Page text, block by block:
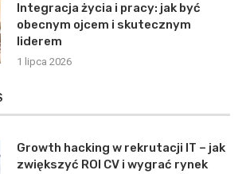
Integracja życia i pracy: jak być
obecnym ojcem i skutecznym
liderem
1 lipca 2026
Growth hacking w rekrutacji IT – jak
zwiększyć ROI CV i wygrać rynek